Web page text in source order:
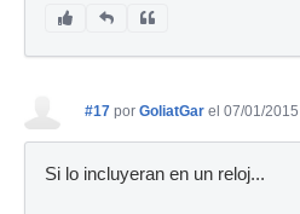
#17 por GoliatGar el 07/01/2015
Si lo incluyeran en un reloj...